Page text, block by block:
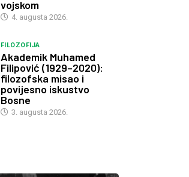
vojskom
4. augusta 2026.
FILOZOFIJA
Akademik Muhamed
Filipović (1929–2020):
filozofska misao i
povijesno iskustvo
Bosne
3. augusta 2026.